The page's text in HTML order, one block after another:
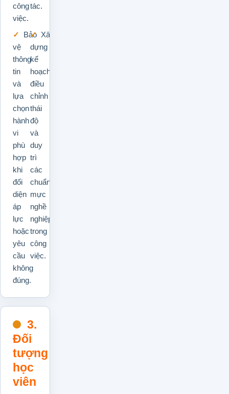
công
việc.
tác.
Bảo
vệ
thông
tin
và
lựa
chọn
hành
vi
phù
hợp
khi
đối
diện
áp
lực
hoặc
yêu
cầu
không
đúng.
Xây
dựng
kế
hoạch
điều
chỉnh
thái
độ
và
duy
trì
các
chuẩn
mực
nghề
nghiệp
trong
công
việc.
3.
Đối
tượng
học
viên